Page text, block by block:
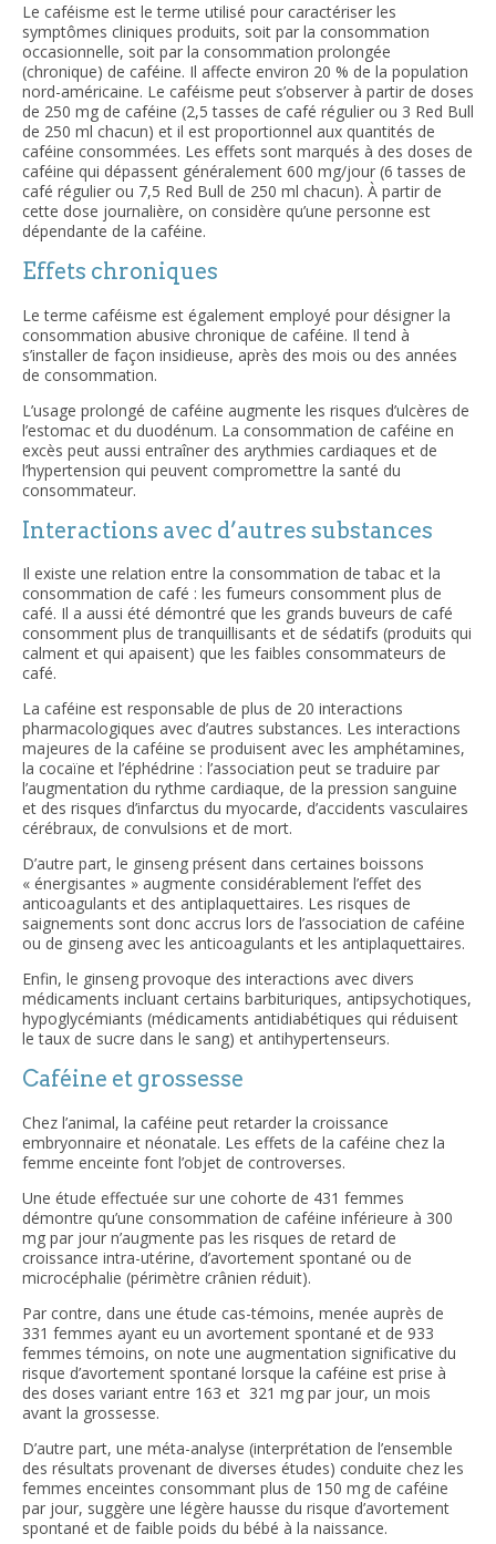
Le caféisme est le terme utilisé pour caractériser les
symptômes cliniques produits, soit par la consommation
occasionnelle, soit par la consommation prolongée
(chronique) de caféine. Il affecte environ 20 % de la population
nord-américaine. Le caféisme peut s’observer à partir de doses
de 250 mg de caféine (2,5 tasses de café régulier ou 3 Red Bull
de 250 ml chacun) et il est proportionnel aux quantités de
caféine consommées. Les effets sont marqués à des doses de
caféine qui dépassent généralement 600 mg/jour (6 tasses de
café régulier ou 7,5 Red Bull de 250 ml chacun). À partir de
cette dose journalière, on considère qu’une personne est
dépendante de la caféine.
Effets chroniques
Le terme caféisme est également employé pour désigner la
consommation abusive chronique de caféine. Il tend à
s’installer de façon insidieuse, après des mois ou des années
de consommation.
L’usage prolongé de caféine augmente les risques d’ulcères de
l’estomac et du duodénum. La consommation de caféine en
excès peut aussi entraîner des arythmies cardiaques et de
l’hypertension qui peuvent compromettre la santé du
consommateur.
Interactions avec d’autres substances
Il existe une relation entre la consommation de tabac et la
consommation de café : les fumeurs consomment plus de
café. Il a aussi été démontré que les grands buveurs de café
consomment plus de tranquillisants et de sédatifs (produits qui
calment et qui apaisent) que les faibles consommateurs de
café.
La caféine est responsable de plus de 20 interactions
pharmacologiques avec d’autres substances. Les interactions
majeures de la caféine se produisent avec les amphétamines,
la cocaïne et l’éphédrine : l’association peut se traduire par
l’augmentation du rythme cardiaque, de la pression sanguine
et des risques d’infarctus du myocarde, d’accidents vasculaires
cérébraux, de convulsions et de mort.
D’autre part, le ginseng présent dans certaines boissons
« énergisantes » augmente considérablement l’effet des
anticoagulants et des antiplaquettaires. Les risques de
saignements sont donc accrus lors de l’association de caféine
ou de ginseng avec les anticoagulants et les antiplaquettaires.
Enfin, le ginseng provoque des interactions avec divers
médicaments incluant certains barbituriques, antipsychotiques,
hypoglycémiants (médicaments antidiabétiques qui réduisent
le taux de sucre dans le sang) et antihypertenseurs.
Caféine et grossesse
Chez l’animal, la caféine peut retarder la croissance
embryonnaire et néonatale. Les effets de la caféine chez la
femme enceinte font l’objet de controverses.
Une étude effectuée sur une cohorte de 431 femmes
démontre qu’une consommation de caféine inférieure à 300
mg par jour n’augmente pas les risques de retard de
croissance intra-utérine, d’avortement spontané ou de
microcéphalie (périmètre crânien réduit).
Par contre, dans une étude cas-témoins, menée auprès de
331 femmes ayant eu un avortement spontané et de 933
femmes témoins, on note une augmentation significative du
risque d’avortement spontané lorsque la caféine est prise à
des doses variant entre 163 et 321 mg par jour, un mois
avant la grossesse.
D’autre part, une méta-analyse (interprétation de l’ensemble
des résultats provenant de diverses études) conduite chez les
femmes enceintes consommant plus de 150 mg de caféine
par jour, suggère une légère hausse du risque d’avortement
spontané et de faible poids du bébé à la naissance.